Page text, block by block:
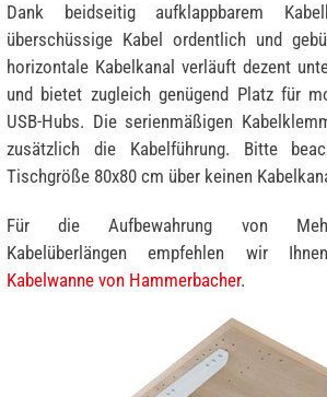
Dank beidseitig aufklappbarem
überschüssige Kabel ordentlich und
horizontale Kabelkanal verläuft dezent
und bietet zugleich genügend Platz für
USB-Hubs. Die serienmäßigen
zusätzlich die Kabelführung. Bitte
Tischgröße 80x80 cm über keinen
Für die Aufbewahrung von
Kabelüberlängen empfehlen wir
Kabelwanne von Hammerbacher.